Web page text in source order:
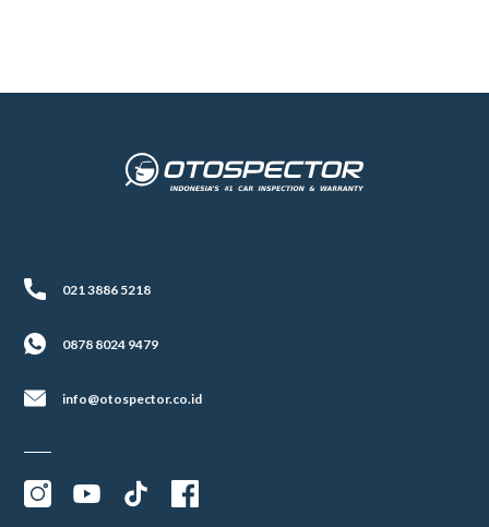
021 3886 5218
0878 8024 9479
info@otospector.co.id